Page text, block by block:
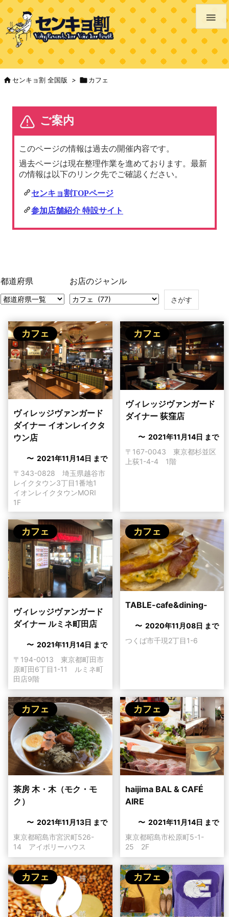

センキョ割 全国版 > カフェ
都道府県 お店のジャンル
カフェ
ヴィレッジヴァンガード
ダイナー イオンレイクタ
ウン店
〜 2021年11月14日 まで
〒343-0828 埼玉県越谷市
レイクタウン3丁目1番地1
イオンレイクタウンMORI
1F
カフェ
ヴィレッジヴァンガード
ダイナー 荻窪店
〜 2021年11月14日 まで
〒167-0043 東京都杉並区
上荻1-4-4 1階
カフェ
ヴィレッジヴァンガード
ダイナー ルミネ町田店
〜 2021年11月14日 まで
〒194-0013 東京都町田市
原町田6丁目1-11 ルミネ町
田店9階
カフェ
TABLE-cafe&dining-
〜 2020年11月08日 まで
つくば市千現2丁目1-6
カフェ
茶房 木・木（モク・モ
ク）
〜 2021年11月13日 まで
東京都昭島市宮沢町526-
14 アイボリーハウス
カフェ
haijima BAL & CAFÉ
AIRE
〜 2021年11月14日 まで
東京都昭島市松原町5-1-
25 2F
カフェ カフェ